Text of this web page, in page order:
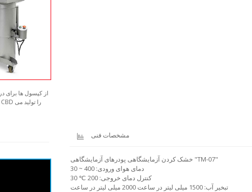
مشخصات فنی
خشک کردن آزمایشگاهی پودرهای آزمایشگاهی "TM-07"
دمای هوای ورودی: 400 ~ 30
کنترل دمای خروجی: 200 ℃ 30
تبخیر آب: 1500 میلی لیتر در ساعت 2000 میلی لیتر در ساعت